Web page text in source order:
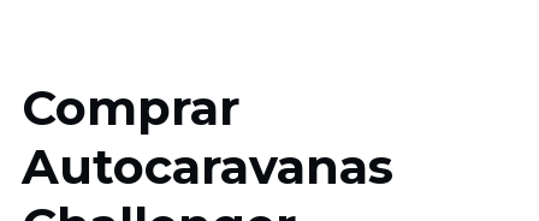
Comprar
Autocaravanas